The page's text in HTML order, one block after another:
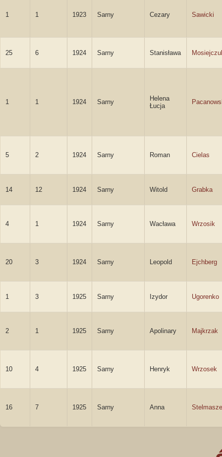
1 1 1923 Sarny Cezary Sawicki
25 6 1924 Sarny Stanisława
1 1 1924 Sarny
Helena
Łucja
5 2 1924 Sarny Roman Cielas
14 12 1924 Sarny Witold Grabka
4 1 1924 Sarny Wacława Wrzosik
20 3 1924 Sarny Leopold Ejchberg
1 3 1925 Sarny Izydor Ugorenko
2 1 1925 Sarny Apolinary Majkrzak
10 4 1925 Sarny Henryk Wrzosek
16 7 1925 Sarny Anna